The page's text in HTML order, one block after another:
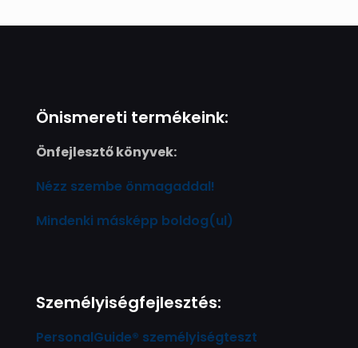
Önismereti termékeink:
Önfejlesztő könyvek:
Nézz szembe önmagaddal!
Mindenki másképp boldog(ul)
Személyiségfejlesztés:
PersonalGuide® személyiségteszt